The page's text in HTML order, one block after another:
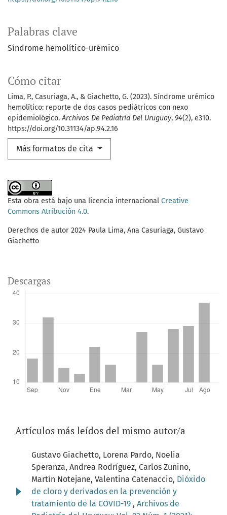
Palabras clave
Síndrome hemolítico-urémico
Cómo citar
Lima, P., Casuriaga, A., & Giachetto, G. (2023). Síndrome urémico
hemolítico: reporte de dos casos pediátricos con nexo
epidemiológico.Archivos De Pediatría Del Uruguay, 94(2), e310.
https://doi.org/10.31134/ap.94.2.16
Más formatos de cita
Esta obra está bajo una licencia internacional Creative
Commons Atribución 4.0.
Derechos de autor 2024 Paula Lima, Ana Casuriaga, Gustavo
Giachetto
Descargas
Artículos más leídos del mismo autor/a
Gustavo Giachetto, Lorena Pardo, Noelia
Speranza, Andrea Rodríguez, Carlos Zunino,
Martín Notejane, Valentina Catenaccio, Dióxido
de cloro y derivados en la prevención y
tratamiento de la COVID-19 , Archivos de